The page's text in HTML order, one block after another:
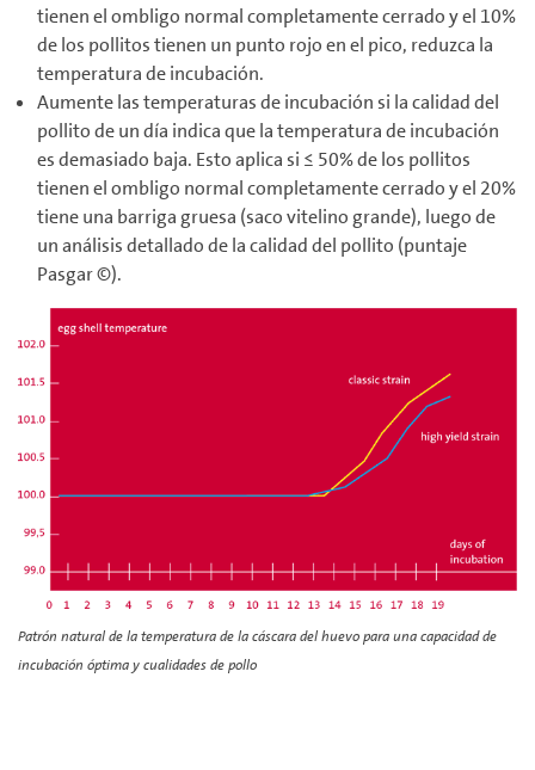
tienen el ombligo normal completamente cerrado y el 10%
de los pollitos tienen un punto rojo en el pico, reduzca la
temperatura de incubación.
Aumente las temperaturas de incubación si la calidad del
pollito de un día indica que la temperatura de incubación
es demasiado baja. Esto aplica si ≤ 50% de los pollitos
tienen el ombligo normal completamente cerrado y el 20%
tiene una barriga gruesa (saco vitelino grande), luego de
un análisis detallado de la calidad del pollito (puntaje
Pasgar ©).
Patrón natural de la temperatura de la cáscara del huevo para una capacidad de
incubación óptima y cualidades de pollo